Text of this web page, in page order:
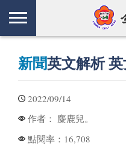
新聞英文解析
2022/09/14
作者： 麋鹿兒。
點閱率： 16,708